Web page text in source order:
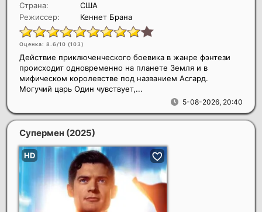
Страна:
США
Режиссер:
Кеннет Брана
Оценка: 8.6/10 (103)
5-08-2026, 20:40
Действие приключенческого боевика в жанре фэнтези
происходит одновременно на планете Земля и в
мифическом королевстве под названием Асгард.
Могучий царь Один чувствует,...
Супермен (2025)